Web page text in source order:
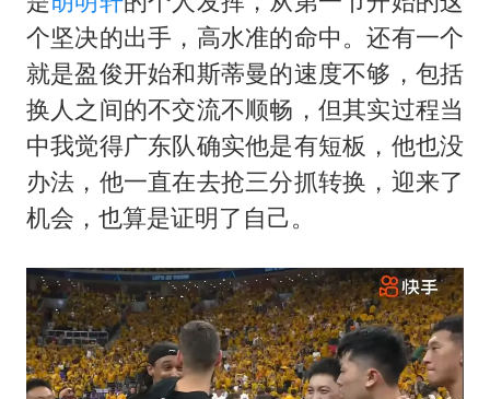
个坚决的出手，高水准的命中。还有一个
就是盈俊开始和斯蒂曼的速度不够，包括
换人之间的不交流不顺畅，但其实过程当
中我觉得广东队确实他是有短板，他也没
办法，他一直在去抢三分抓转换，迎来了
机会，也算是证明了自己。